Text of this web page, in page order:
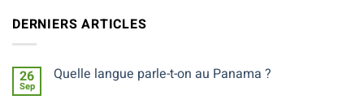
DERNIERS ARTICLES
26
Sep
Quelle langue parle-t-on au Panama ?